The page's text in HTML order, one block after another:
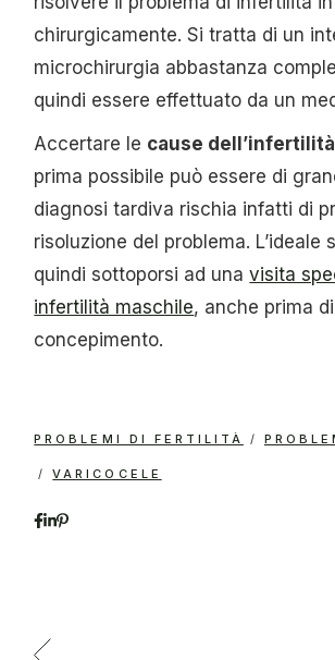
chirurgicamente. Si tratta di un
microchirurgia abbastanza
quindi essere effettuato da un
Accertare le cause
prima possibile può essere di
diagnosi tardiva rischia infatti di
risoluzione del problema. L’ideale
quindi sottoporsi ad unavisita
infertilità maschile, anche prima
concepimento.
PROBLEMI DI FERTILITÀ
VARICOCELE